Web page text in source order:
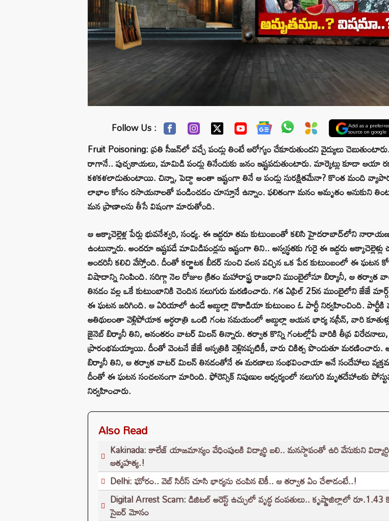
Follow Us : Add as a
source on google
Fruit Poisoning: ప్రతి సీజన్‌లో వచ్చే పండ్లు తింటే ఆరోగ్యం చేకూరుతుందని వైద్యులు
రాగానే.. పుచ్చకాయలు, మామిడి పండ్లు తినేందుకు జనం ఇష్టపడుతుంటారు. మార్కెట్లు కూడా ఆయా
కళకళలాడుతుంటాయి. చిన్నా, పెద్దా అంతా ఇష్టంగా తినే ఆ పండ్లు సురక్షితమేనా? కొంత మంది
లాభాల కోసం రసాయనాలతో పండించడం చూస్తూనే ఉన్నాం. ఫలితంగా మనం అమృతం అనుకుని
మన ప్రాణాలను తీసే విషంగా మారుతోంది.
ఆ అక్కాచెల్లెళ్ల పేర్లు భువనేశ్వరి, సంధ్య. ఈ ఇద్దరూ తమ కుటుంబంతో కలిసి హైదరాబాద్‌లోని
ఉంటున్నారు. అందరూ ఇష్టపడే మామిడిపండ్లను ఇష్టంగా తిని.. అస్వస్థతకు గురై ఈ ఇద్దరు
అందరినీ కలిచి వేస్తోంది. దీంతో కర్ణాటక బీదర్ నుంచి వలస వచ్చిన ఒక పేద కుటుంబంలో ఈ ఘటన
విషాదాన్ని నింపింది. సరిగ్గా నెల రోజుల క్రితం మహారాష్ట్ర రాజధాని ముంబైలోనూ బిర్యానీ, ఆ తర్వాత
తినడం వల్ల ఒకే కుటుంబానికి చెందిన నలుగురు మరణించారు. గత ఏప్రిల్ 25న ముంబైలోని జేజే
ఈ ఘటన జరిగింది. ఆ ఏరియాలో ఉండే అబ్దుల్లా డొకాడియా కుటుంబం ఓ పార్టీ నిర్వహించింది. పార్టీకి
అతిథులంతా వెళ్లిపోయాక అర్ధరాత్రి ఒంటి గంట సమయంలో అబ్దుల్లా ఆయన భార్య నస్రీన్, వారి
జైనెబ్ బిర్యానీ తిని, అనంతరం వాటర్ మిలన్ తిన్నారు. తర్వాత కొన్ని గంటల్లోపే వారికి తీవ్ర
ప్రారంభమయ్యాయి. దీంతో వెంటనే జేజే ఆస్పత్రికి వెళ్లినప్పటికీ, వారు చికిత్స పొందుతూ
బిర్యానీ తిని, ఆ తర్వాత వాటర్ మిలన్ తినడంతోనే ఈ మరణాలు సంభవించాయా అనే సందేహాలు
దీంతో ఈ ఘటన సంచలనంగా మారింది. ఫోరెన్సిక్ నిపుణుల ఆధ్వర్యంలో నలుగురి మృతదేహాలకు
నిర్వహించారు.
Also Read
Kakinada: కాలేజ్ యాజమాన్యం వేధింపులకి విద్యార్థి బలి.. మనస్దాపంతో ఉరి వేసుకుని విద్యార్ది
ఆత్మహత్య.!
Delhi: ఘోరం.. వెబ్ సిరీస్ చూసి భార్యను చంపిన టెకీ.. ఆ తర్వాత ఏం చేశాడంటే..!
Digital Arrest Scam: డిజిటల్ అరెస్ట్ ఉచ్చులో వృద్ధ దంపతులు.. కృష్ణాజిల్లాలో రూ.1.43
సైబర్ మోసం